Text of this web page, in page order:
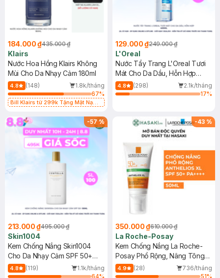
184.000 ₫435.000 ₫
Klairs
Nước Hoa Hồng Klairs Không
Mùi Cho Da Nhạy Cảm 180ml
4.8 (148)
1.8k/tháng
67%
Bill Klairs từ 299k Tặng Mặt Nạ
25ml (SL Có Hạn)
129.000 ₫249.000 ₫
L'Oreal
Nước Tẩy Trang L'Oreal Tươi
Mát Cho Da Dầu, Hỗn Hợp
400ml
4.8 (298)
2.1k/tháng
17%
-57%
213.000 ₫495.000 ₫
Skin1004
Kem Chống Nắng Skin1004
Cho Da Nhạy Cảm SPF 50+
50ml
4.8 (119)
1.1k/tháng
64%
-43 %
350.000 ₫610.000 ₫
La Roche-Posay
Kem Chống Nắng La Roche-
Posay Phổ Rộng, Nâng Tông
Kiềm Dầu 50ml
4.9 (28)
736/tháng
51%